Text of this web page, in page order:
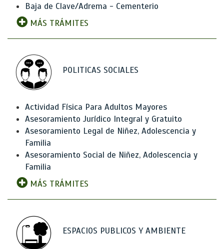
Baja de Clave/Adrema - Cementerio
MÁS TRÁMITES
POLITICAS SOCIALES
Actividad Física Para Adultos Mayores
Asesoramiento Jurídico Integral y Gratuito
Asesoramiento Legal de Niñez, Adolescencia y
Familia
Asesoramiento Social de Niñez, Adolescencia y
Familia
MÁS TRÁMITES
ESPACIOS PUBLICOS Y AMBIENTE